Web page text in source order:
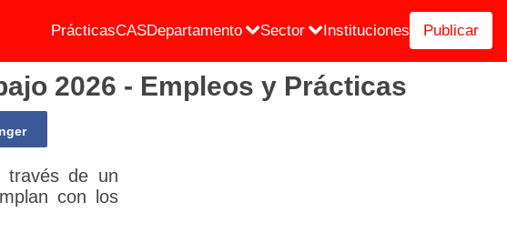
PrácticasCASDepartamento Sector Instituciones Publicar
2026 - Empleos y Prácticas
través de un
con los